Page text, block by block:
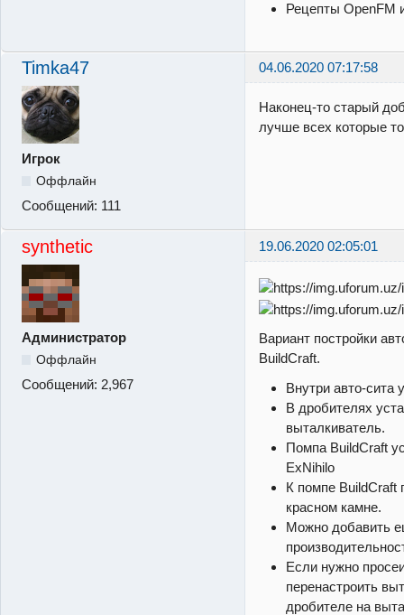
Рецепты OpenFM
Timka47 04.06.2020 07:17:58
Игрок
Оффлайн
Сообщений: 111
Наконец-то старый
лучше всех которые
synthetic 19.06.2020 02:05:01
Администратор
Оффлайн
Сообщений: 2,967
Вариант постройки
BuildCraft.
Внутри авто-сита
В дробителях
выталкиватель.
Помпа BuildCraft
ExNihilo
К помпе BuildCraft
красном камне.
Можно добавить
Если нужно
перенастроить
дробителе на